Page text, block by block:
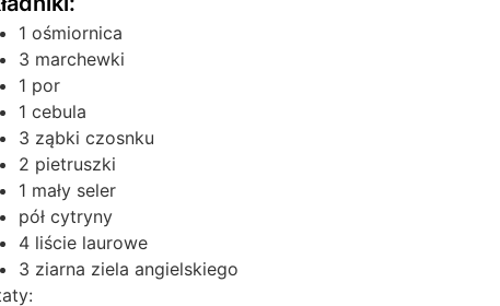
1 ośmiornica
3 marchewki
1 por
1 cebula
3 ząbki czosnku
2 pietruszki
1 mały seler
pół cytryny
4 liście laurowe
3 ziarna ziela angielskiego